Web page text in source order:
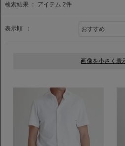
検索結果 ： アイテム 2件
表示順 ：